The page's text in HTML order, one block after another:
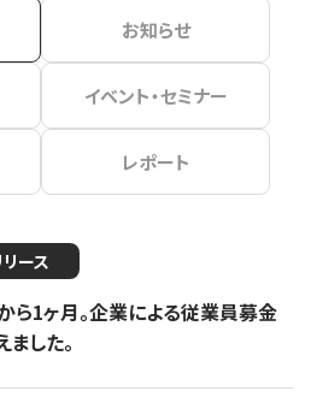
お知らせ
イベント・セミナー
レポート
ース
1ヶ月。企業による従業員募金
した。